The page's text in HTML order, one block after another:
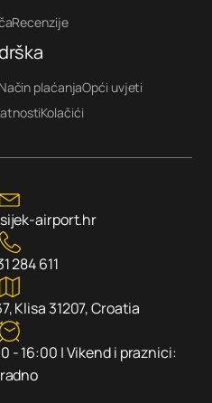
Recenzije
plaćanjaOpći uvjeti
Kolačići
airport.hr
284 611
Klisa 31207, Croatia
- 16:00 | Vikend i praznici: